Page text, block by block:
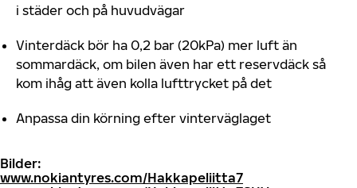
i städer och på huvudvägar
Vinterdäck bör ha 0,2 bar (20kPa) mer luft än
sommardäck, om bilen även har ett reservdäck så
kom ihåg att även kolla lufttrycket på det
Anpassa din körning efter vinterväglaget
Bilder:
www.nokiantyres.com/Hakkapeliitta7